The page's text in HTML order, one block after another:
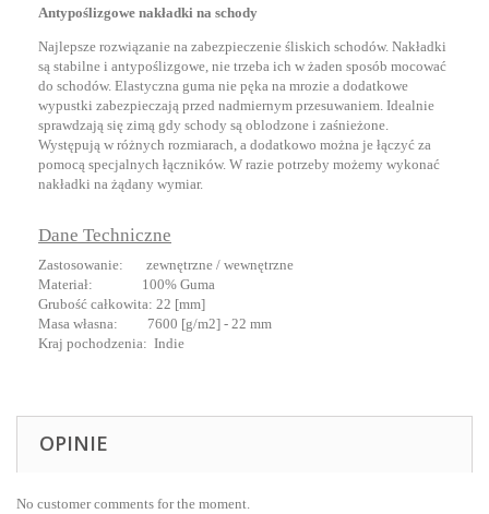
Antypoślizgowe nakładki na schody
Najlepsze rozwiązanie na zabezpieczenie śliskich schodów. Nakładki
są stabilne i antypoślizgowe, nie trzeba ich w żaden sposób mocować
do schodów. Elastyczna guma nie pęka na mrozie a dodatkowe
wypustki zabezpieczają przed nadmiernym przesuwaniem. Idealnie
sprawdzają się zimą gdy schody są oblodzone i zaśnieżone.
Występują w różnych rozmiarach, a dodatkowo można je łączyć za
pomocą specjalnych łączników. W razie potrzeby możemy wykonać
nakładki na żądany wymiar.
Dane Techniczne
Zastosowanie: zewnętrzne / wewnętrzne
Materiał: 100% Guma
Grubość całkowita: 22 [mm]
Masa własna: 7600 [g/m2] - 22 mm
Kraj pochodzenia: Indie
OPINIE
No customer comments for the moment.